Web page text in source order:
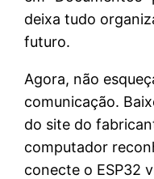
deixa tudo
futuro.
Agora, não
comunicação.
do site do
computador
conecte o ESP32